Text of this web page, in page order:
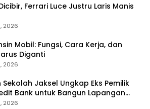
Ferrari Luce Justru Laris Manis
2026
Mobil: Fungsi, Cara Kerja, dan
Diganti
2026
Sekolah Jaksel Ungkap Eks Pemilik
Bank untuk Bangun Lapangan
2026